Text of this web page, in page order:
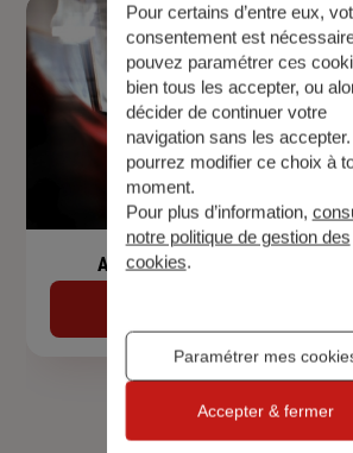
Assurance de prêt immobilier
Pour certains d’entre eux,
consentement est
pouvez paramétrer ces
bien tous les accepter, ou
décider de continuer votre
navigation sans les
pourrez modifier ce choix à
moment.
Pour plus d’information,
notre politique de gestion des
cookies.
Paramétrer mes
Accepter & fermer